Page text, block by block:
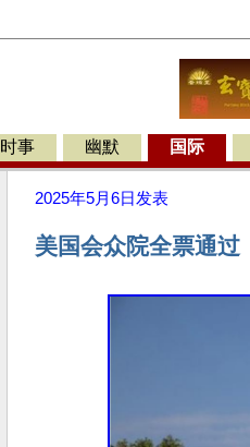
时事 幽默 国际
2025年5月6日 发表
美国会众院全票通过